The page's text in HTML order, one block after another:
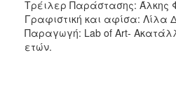
Τρέιλερ Παράστασης: Άλκης
Γραφιστική και αφίσα: Λίλα
Παραγωγή: Lab of Art-
ετών.